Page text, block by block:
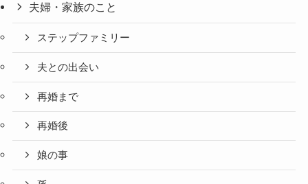
夫婦・家族のこと
ステップファミリー
夫との出会い
再婚まで
再婚後
娘の事